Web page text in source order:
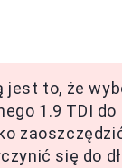
jest to, że
1.9 TDI do
się do